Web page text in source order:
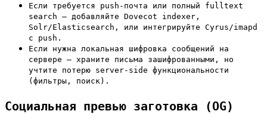
Если требуется push-почта или полный fulltext
search — добавляйте Dovecot indexer,
Solr/Elasticsearch, или интегрируйте Cyrus/imapd
с push.
Если нужна локальная шифровка сообщений на
сервере — храните письма зашифрованными, но
учтите потерю server-side функциональности
(фильтры, поиск).
Социальная превью заготовка (OG)